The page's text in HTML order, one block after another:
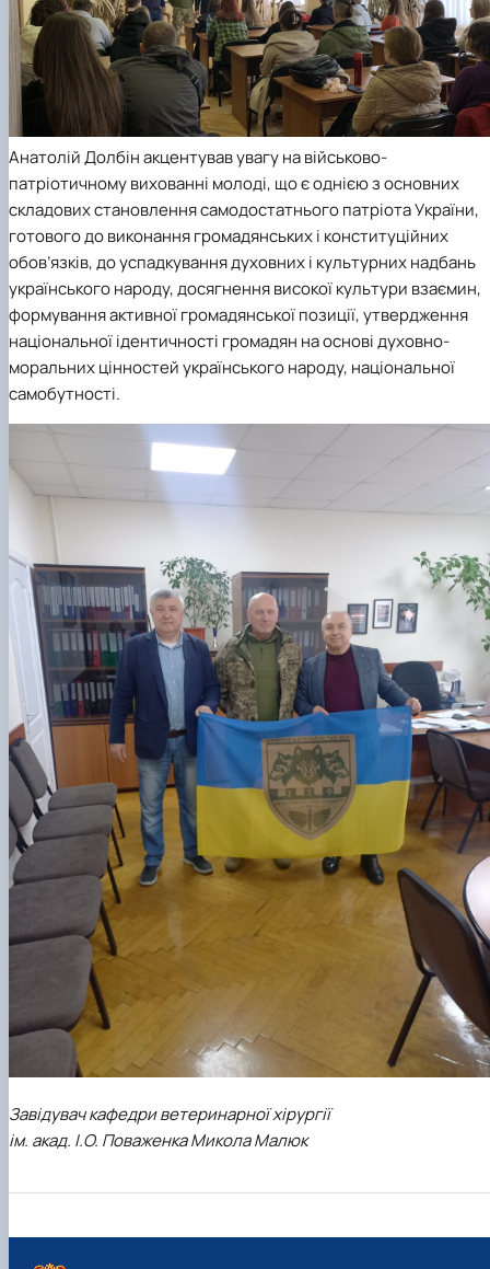
Анатолій Долбін акцентував увагу на військово-
патріотичному вихованні молоді, що є однією з основних
складових становлення самодостатнього патріота України,
готового до виконання громадянських і конституційних
обов’язків, до успадкування духовних і культурних надбань
українського народу, досягнення високої культури взаємин,
формування активної громадянської позиції, утвердження
національної ідентичності громадян на основі духовно-
моральних цінностей українського народу, національної
самобутності.
Завідувач кафедри ветеринарної хірургії
ім. акад. І.О. Поваженка Микола Малюк